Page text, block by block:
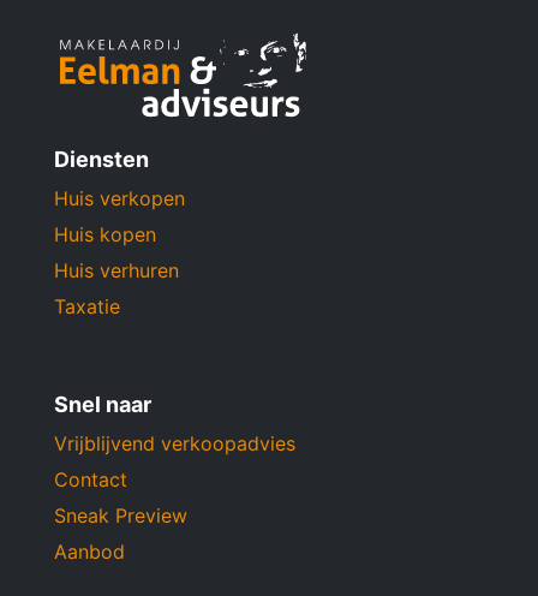
Diensten
Huis verkopen
Huis kopen
Huis verhuren
Taxatie
Snel naar
Vrijblijvend verkoopadvies
Contact
Sneak Preview
Aanbod